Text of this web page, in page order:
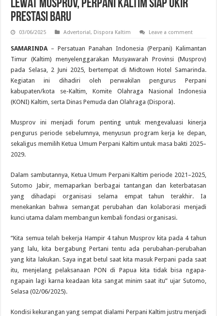
Lewat Musprov, Perpani Kaltim Siap Ukir
Prestasi Baru
03/06/2025 Advertorial, Dispora Kaltim Leave a comment
SAMARINDA – Persatuan Panahan Indonesia (Perpani) Kalimantan
Timur (Kaltim) menyelenggarakan Musyawarah Provinsi (Musprov)
pada Selasa, 2 Juni 2025, bertempat di Midtown Hotel Samarinda.
Kegiatan ini dihadiri oleh perwakilan pengurus Perpani
kabupaten/kota se-Kaltim, Komite Olahraga Nasional Indonesia
(KONI) Kaltim, serta Dinas Pemuda dan Olahraga (Dispora).
Musprov ini menjadi forum penting untuk mengevaluasi kinerja
pengurus periode sebelumnya, menyusun program kerja ke depan,
sekaligus memilih Ketua Umum Perpani Kaltim untuk masa bakti 2025–
2029.
Dalam sambutannya, Ketua Umum Perpani Kaltim periode 2021–2025,
Sutomo Jabir, memaparkan berbagai tantangan dan keterbatasan
yang dihadapi organisasi selama empat tahun terakhir. Ia
menekankan bahwa semangat perubahan dan kolaborasi menjadi
kunci utama dalam membangun kembali fondasi organisasi.
“Kita semua telah bekerja Hampir 4 tahun Musprov kita pada 4 tahun
yang lalu, kita bergabung Pertani tentu ada perubahan-perubahan
yang kita lakukan. Saya ingat betul saat kita masuk Perpani pada saat
itu, menjelang pelaksanaan PON di Papua kita tidak bisa ngapa-
ngapain lagi karna keadaan kita sangat minim saat itu” ujar Sutomo,
Selasa (02/06/2025).
Kondisi kekurangan yang sempat dialami Perpani Kaltim justru menjadi